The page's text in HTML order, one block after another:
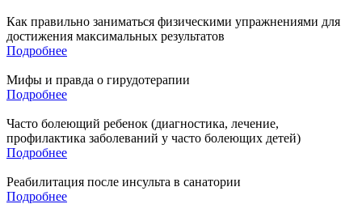
Как правильно заниматься физическими упражнениями для
достижения максимальных результатов
Подробнее
Мифы и правда о гирудотерапии
Подробнее
Часто болеющий ребенок (диагностика, лечение,
профилактика заболеваний у часто болеющих детей)
Подробнее
Реабилитация после инсульта в санатории
Подробнее